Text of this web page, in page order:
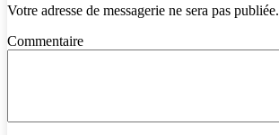
Votre adresse de messagerie ne sera pas publiée.
Commentaire